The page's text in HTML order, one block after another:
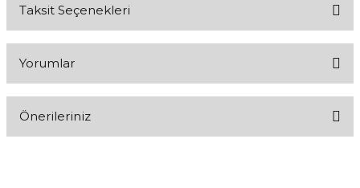
Taksit Seçenekleri
Yorumlar
Önerileriniz